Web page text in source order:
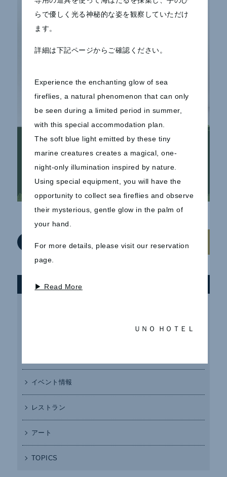
一覧へ戻る
カテゴリー
イベント情報
レストラン
アート
TOPICS
らで優しく光る神秘的な姿を観察していただけ
ます。
詳細は下記ページからご確認ください。
Experience the enchanting glow of sea
fireflies, a natural phenomenon that can only
be seen during a limited period in summer,
with this special accommodation plan.
The soft blue light emitted by these tiny
marine creatures creates a magical, one-
night-only illumination inspired by nature.
Using special equipment, you will have the
opportunity to collect sea fireflies and observe
their mysterious, gentle glow in the palm of
your hand.
For more details, please visit our reservation
page.
▶ Read More
ＵＮＯ ＨＯＴＥＬ